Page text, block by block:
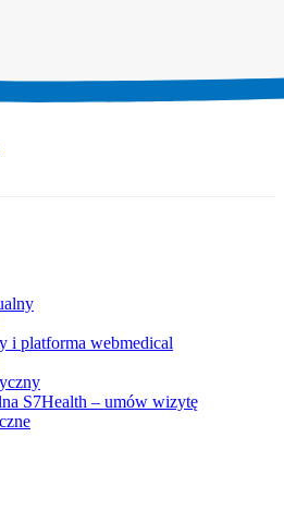
i platforma webmedical
S7Health – umów wizytę